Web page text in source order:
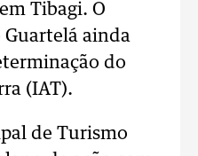
Tibagi. O
Guartelá ainda
do
(IAT).
de Turismo